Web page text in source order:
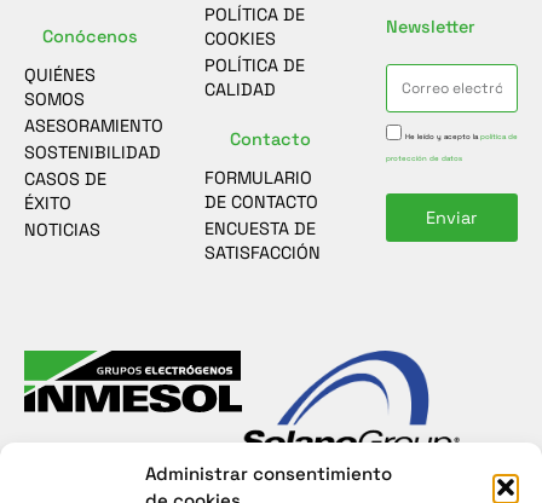
Administrar consentimiento
Conócenos
QUIÉNES
SOMOS
ASESORAMIENTO
SOSTENIBILIDAD
CASOS DE
ÉXITO
NOTICIAS
POLÍTICA DE
COOKIES
POLÍTICA DE
CALIDAD
Contacto
FORMULARIO
DE CONTACTO
ENCUESTA DE
SATISFACCIÓN
Newsletter
He leído y acepto lapolítica de
protección de datos
Enviar